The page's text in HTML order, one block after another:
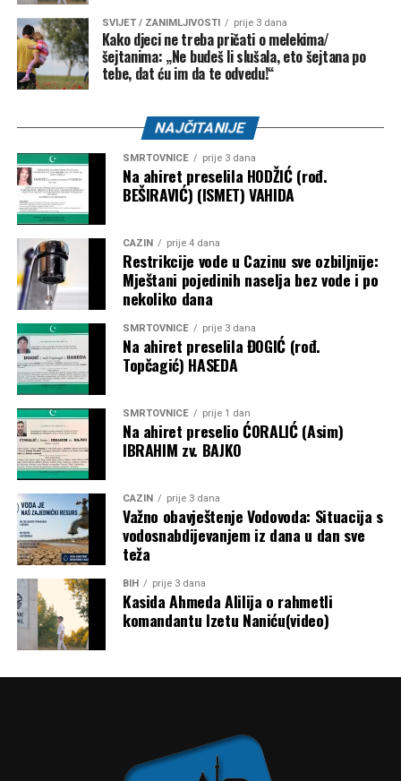
FK “Konjodor” –
FK “Bužim” –3.000 KM
OK “Bužim” –3.000 KM
ŽOK “Bužim” –1.000 KM
Bosanski Petrovac – 3.500 KM
Udruženje košarkaškog sporta “Mladost” –
Karate klub “Mladost” –1.500 KM
Objavljivanjem kompletne liste korisnika javnost je po prvi
put dobila detaljan uvid u raspodjelu dodatnih budžetskih
sredstava za sport. Ostaje otvoreno pitanje prema kojim su
kriterijima određeni pojedinačni iznosi, budući da
obrazloženje metodologije raspodjele nije objavljeno.
Post
Share
Mail
SVIJET / ZANIMLJIVOSTI prije 3 dana
Kako djeci ne treba pričati o melekima/
šejtanima: „Ne budeš li slušala, eto šejtana po
tebe, dat ću im da te odvedu!“
NAJČITANIJE
SMRTOVNICE prije 3 dana
Na ahiret preselila HODŽIĆ (rođ.
BEŠIRAVIĆ) (ISMET) VAHIDA
CAZIN prije 4 dana
Restrikcije vode u Cazinu sve ozbiljnije:
Mještani pojedinih naselja bez vode i po
nekoliko dana
SMRTOVNICE prije 3 dana
Na ahiret preselila ĐOGIĆ (rođ.
Topčagić) HASEDA
SMRTOVNICE prije 1 dan
Na ahiret preselio ĆORALIĆ (Asim)
IBRAHIM zv. BAJKO
CAZIN prije 3 dana
Važno obavještenje Vodovoda: Situacija s
vodosnabdijevanjem iz dana u dan sve
teža
BIH prije 3 dana
Kasida Ahmeda Alilija o rahmetli
komandantu Izetu Naniću(video)